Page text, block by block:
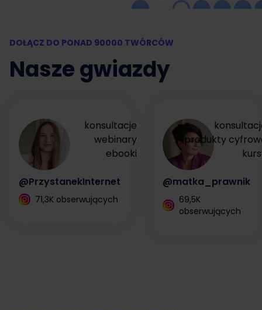
DOŁĄCZ DO PONAD 90000 TWÓRCÓW
Nasze gwiazdy
konsultacje
webinary
ebooki
@PrzystanekInternet
71,3K obserwujących
produkty
@matka_prawnik
69,5K
obserwujących